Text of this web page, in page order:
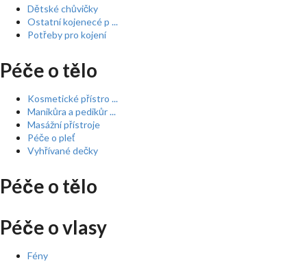
Dětské chůvičky
Ostatní kojenecé p ...
Potřeby pro kojení
Péče o tělo
Kosmetické přístro ...
Manikůra a pedikůr ...
Masážní přístroje
Péče o pleť
Vyhřívané dečky
Péče o tělo
Péče o vlasy
Fény